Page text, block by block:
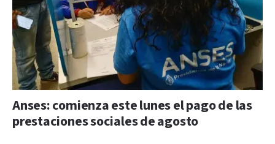
Anses: comienza este lunes el pago de las
prestaciones sociales de agosto